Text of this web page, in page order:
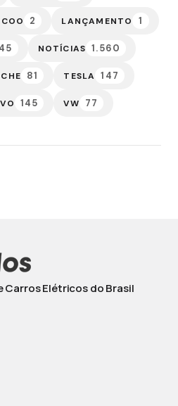
2 LANÇAMENTO 1
NOTÍCIAS 1.560
81 TESLA 147
145 VW 77
Carros Elétricos do Brasil